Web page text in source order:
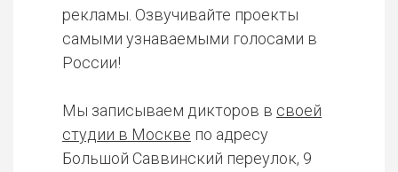
рекламы. Озвучивайте проекты
самыми узнаваемыми голосами в
России!
Мы записываем дикторов в своей
студии в Москве по адресу
Большой Саввинский переулок, 9